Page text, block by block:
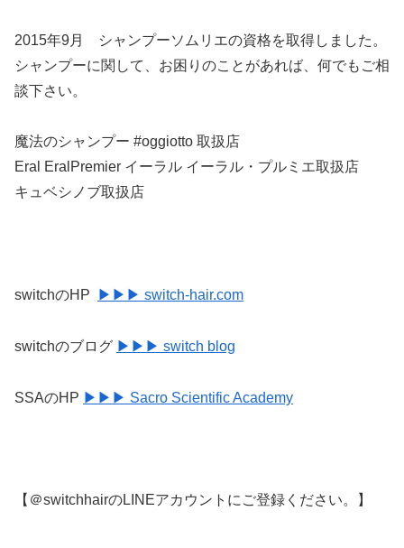
2015年9月 シャンプーソムリエの資格を取得しました。
シャンプーに関して、お困りのことがあれば、何でもご相
談下さい。
魔法のシャンプー #oggiotto 取扱店
Eral EralPremier イーラル イーラル・プルミエ取扱店
キュベシノブ取扱店
switchのHP ▶▶▶ switch-hair.com
switchのブログ ▶▶▶ switch blog
SSAのHP ▶▶▶ Sacro Scientific Academy
【＠switchhairのLINEアカウントにご登録ください。】